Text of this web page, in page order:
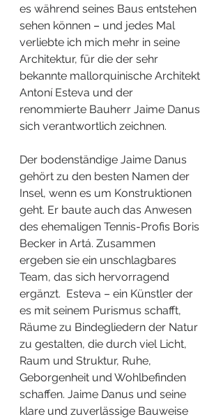
es während seines Baus entstehen
sehen können – und jedes Mal
verliebte ich mich mehr in seine
Architektur, für die der sehr
bekannte mallorquinische Architekt
Antoní Esteva und der
renommierte Bauherr Jaime Danus
sich verantwortlich zeichnen.
Der bodenständige Jaime Danus
gehört zu den besten Namen der
Insel, wenn es um Konstruktionen
geht. Er baute auch das Anwesen
des ehemaligen Tennis-Profis Boris
Becker in Artá. Zusammen
ergeben sie ein unschlagbares
Team, das sich hervorragend
ergänzt. Esteva – ein Künstler der
es mit seinem Purismus schafft,
Räume zu Bindegliedern der Natur
zu gestalten, die durch viel Licht,
Raum und Struktur, Ruhe,
Geborgenheit und Wohlbefinden
schaffen. Jaime Danus und seine
klare und zuverlässige Bauweise